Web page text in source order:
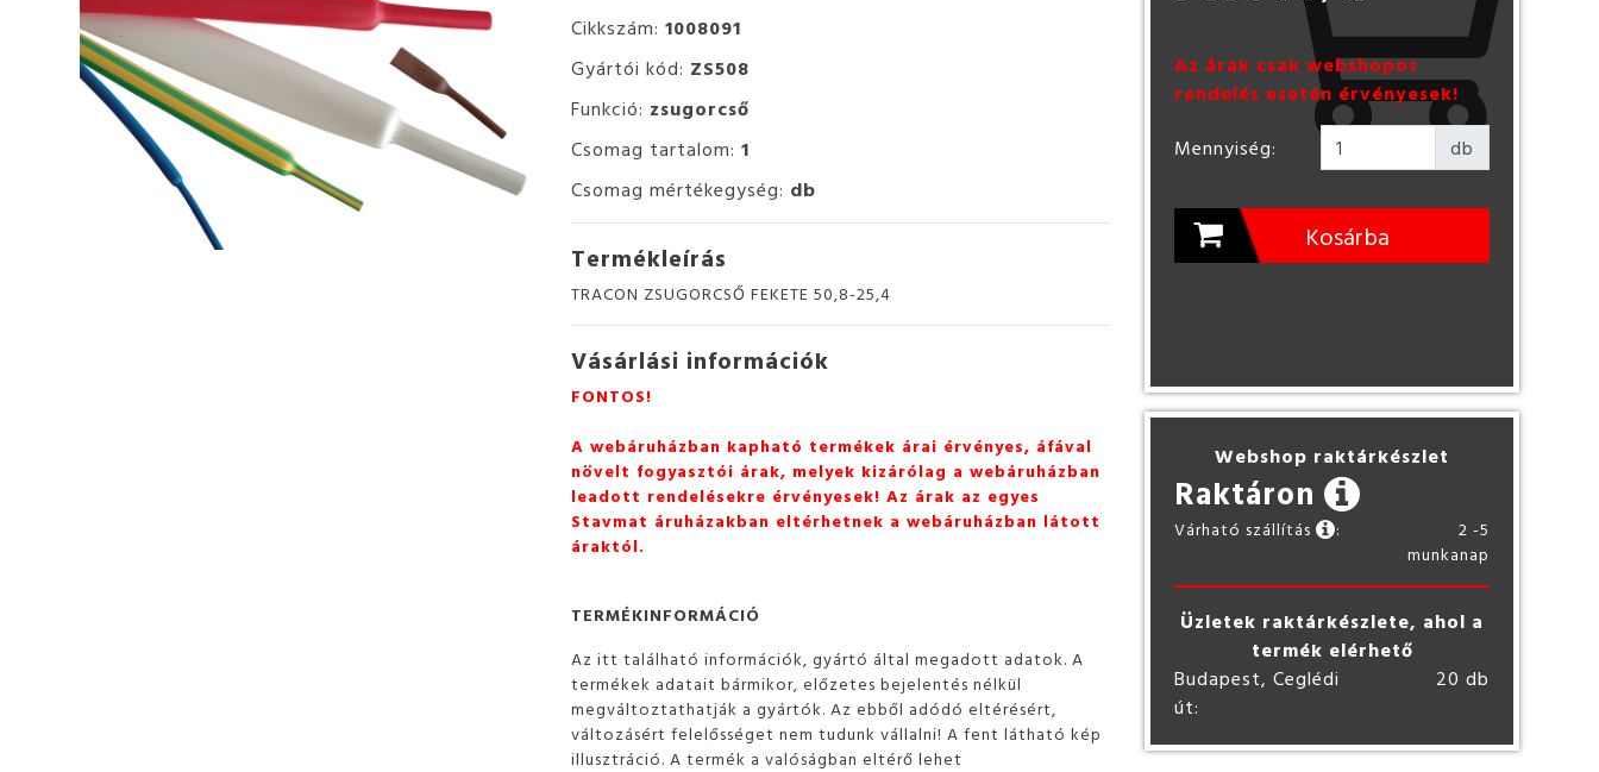
Cikkszám:1008091
Gyártói kód: ZS508
Funkció: zsugorcső
Csomag tartalom:1
Csomag mértékegység: db
Termékleírás
TRACON ZSUGORCSŐ FEKETE 50,8-25,4
Vásárlási információk
FONTOS!
A webáruházban kapható termékek árai érvényes, áfával
növelt fogyasztói árak, melyek kizárólag a webáruházban
leadott rendelésekre érvényesek! Az árak az egyes
Stavmat áruházakban eltérhetnek a webáruházban látott
áraktól.
TERMÉKINFORMÁCIÓ
Az itt található információk, gyártó által megadott adatok. A
termékek adatait bármikor, előzetes bejelentés nélkül
megváltoztathatják a gyártók. Az ebből adódó eltérésért,
változásért felelősséget nem tudunk vállalni! A fent látható kép
illusztráció. A termék a valóságban eltérő lehet
Az árak csak webshopos
rendelés esetén érvényesek!
Mennyiség:
db
Kosárba
Webshop raktárkészlet
Raktáron
Várható szállítás :
2 -5
munkanap
Üzletek raktárkészlete, ahol a
termék elérhető
Budapest, Ceglédi
út:
20 db